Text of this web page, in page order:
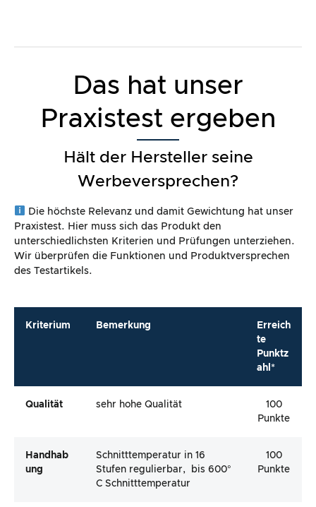
Das hat unser
Praxistest ergeben
Hält der Hersteller seine
Werbeversprechen?
Die höchste Relevanz und damit Gewichtung hat unser
Praxistest. Hier muss sich das Produkt den
unterschiedlichsten Kriterien und Prüfungen unterziehen.
Wir überprüfen die Funktionen und Produktversprechen
des Testartikels.
Kriterium Bemerkung
Erreich
te
Punktz
ahl*
Qualität sehr hohe Qualität
100
Punkte
Handhab
Ung
Schnitttemperatur in 16
Stufen regulierbar, bis 600°
C Schnitttemperatur
100
Punkte